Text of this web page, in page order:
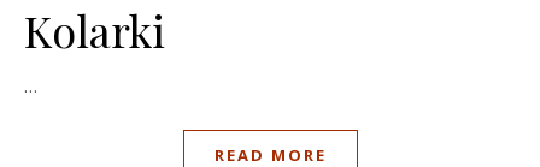
Kolarki
…
READ MORE